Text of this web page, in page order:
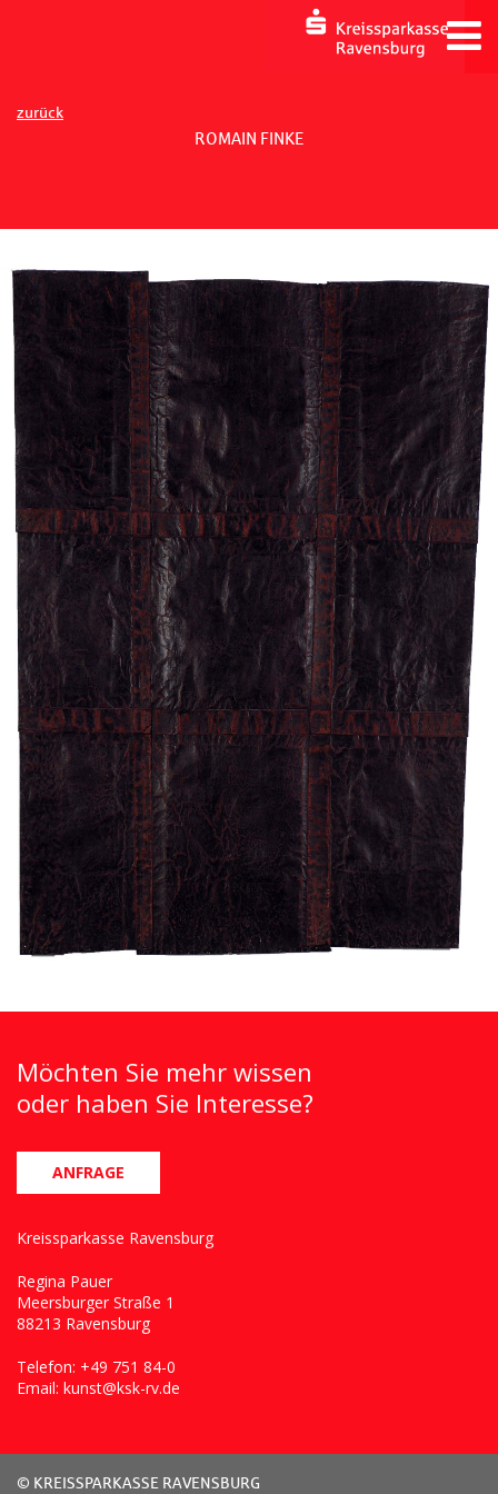
zurück
ROMAIN FINKE
Möchten Sie mehr wissen
oder haben Sie Interesse?
ANFRAGE
Kreissparkasse Ravensburg
Regina Pauer
Meersburger Straße 1
88213 Ravensburg
Telefon: +49 751 84-0
Email: kunst@ksk-rv.de
© KREISSPARKASSE RAVENSBURG